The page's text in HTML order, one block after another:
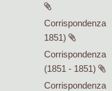
Corrispondenza
1851)
Corrispondenza
(1851 - 1851)
Corrispondenza